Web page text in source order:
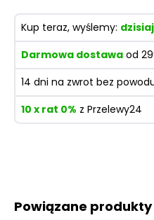
Powiązane produkty
Kup teraz, wyślemy:
Darmowa dostawa od
14 dni na zwrot bez
10 x rat 0% z Przelewy24